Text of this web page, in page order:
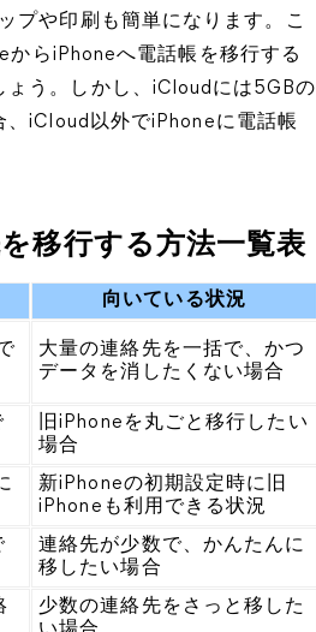
プや印刷も簡単になります。こ
らiPhoneへ電話帳を移行する
う。しかし、iCloudには5GBの
iCloud以外でiPhoneに電話帳
移行する方法一覧表
向いている状況
大量の連絡先を一括で、かつ
データを消したくない場合
旧iPhoneを丸ごと移行したい
場合
新iPhoneの初期設定時に旧
iPhoneも利用できる状況
連絡先が少数で、かんたんに
移したい場合
少数の連絡先をさっと移した